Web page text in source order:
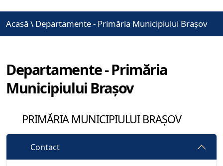
Acasă \ Departamente - Primăria Municipiului Brașov
Departamente - Primăria
Municipiului Brașov
PRIMĂRIA MUNICIPIULUI BRAȘOV
Contact